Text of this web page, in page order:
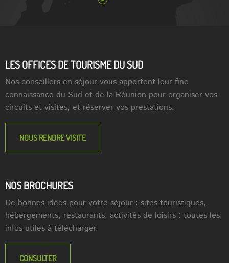
LES OFFICES DE TOURISME DU SUD
Nos conseillers en séjour vous apportent leur fine
connaissance du Sud et de la Réunion pour organiser vos
circuits et visites, et réserver vos prestations.
NOUS RENDRE VISITE
NOS BROCHURES
De bonnes idées pour votre séjour : sites touristiques,
hébergements, restaurants, activités de loisirs : toutes les
infos utiles à télécharger.
CONSULTER